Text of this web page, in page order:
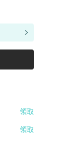
領取
領取